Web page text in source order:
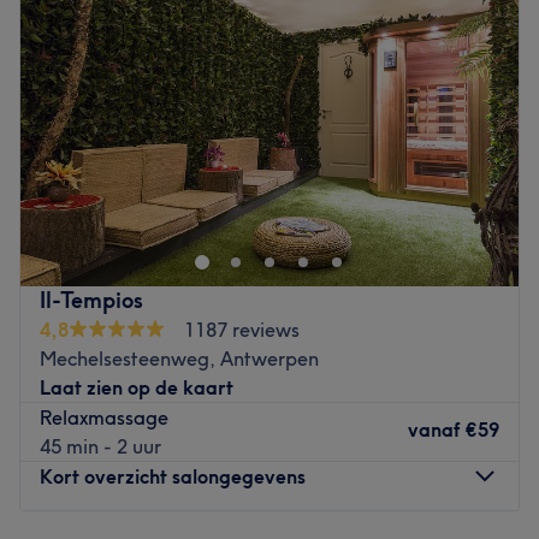
Donderdag
10:00–18:00
Vrijdag
10:00–18:00
Zaterdag
10:00–18:00
Zondag
Gesloten
Onze salon bevindt zich op de Plantin en Moretuslei,
centraal gelegen in Antwerpen. We zijn makkelijk
bereikbaar met het openbaar vervoer en er is voldoende
parkeergelegenheid in de buurt. De salon ligt op
wandelafstand van het station Antwerpen-Berchem en
dicht bij verschillende bushaltes en tramhaltes. Dankzij
onze centrale ligging zijn we vlot bereikbaar, zowel
vanuit het centrum van Antwerpen als vanuit de
omliggende gemeenten.
Il-Tempios
4,8
1187 reviews
Mechelsesteenweg, Antwerpen
Laat zien op de kaart
Relaxmassage
45 min - 2 uur
vanaf €59
Kort overzicht salongegevens